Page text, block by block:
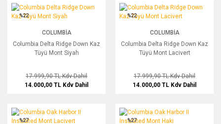
Columbia Delta Ridge Down Kaz Tüyü Mont Siyah
%22
COLUMBIA
Columbia Delta Ridge Down Kaz
Tüyü Mont Siyah
17.999,90 TLKdv Dahil
14.000,00 TL Kdv Dahil
Columbia Delta Ridge Down Kaz
%22
COLUMBIA
Columbia Delta Ridge Down Kaz
Tüyü Mont Lacivert
17.999,90 TLKdv Dahil
14.000,00 TL Kdv Dahil
Columbia Oak Harbor II İnsulated Mont Lacivert
%27
Columbia Oak Harbor II İnsulated
%27